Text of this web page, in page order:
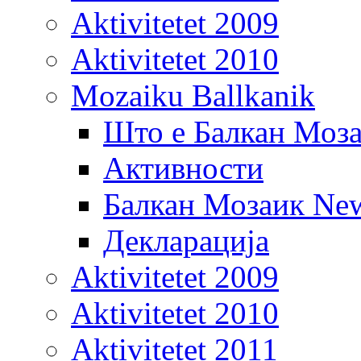
Aktivitetet 2009
Aktivitetet 2010
Mozaiku Ballkanik
Што е Балкан
Активности
Балкан Мозаик
Декларација
Aktivitetet 2009
Aktivitetet 2010
Aktivitetet 2011